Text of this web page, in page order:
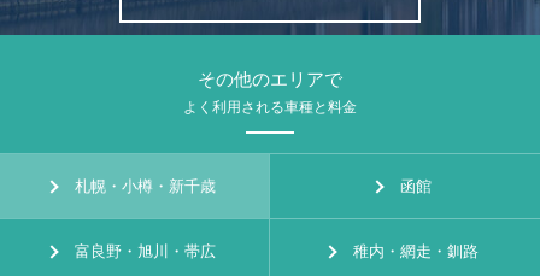
その他のエリアで
よく利用される車種と料金
札幌・小樽・新千歳 函館
富良野・旭川・帯広 稚内・網走・釧路